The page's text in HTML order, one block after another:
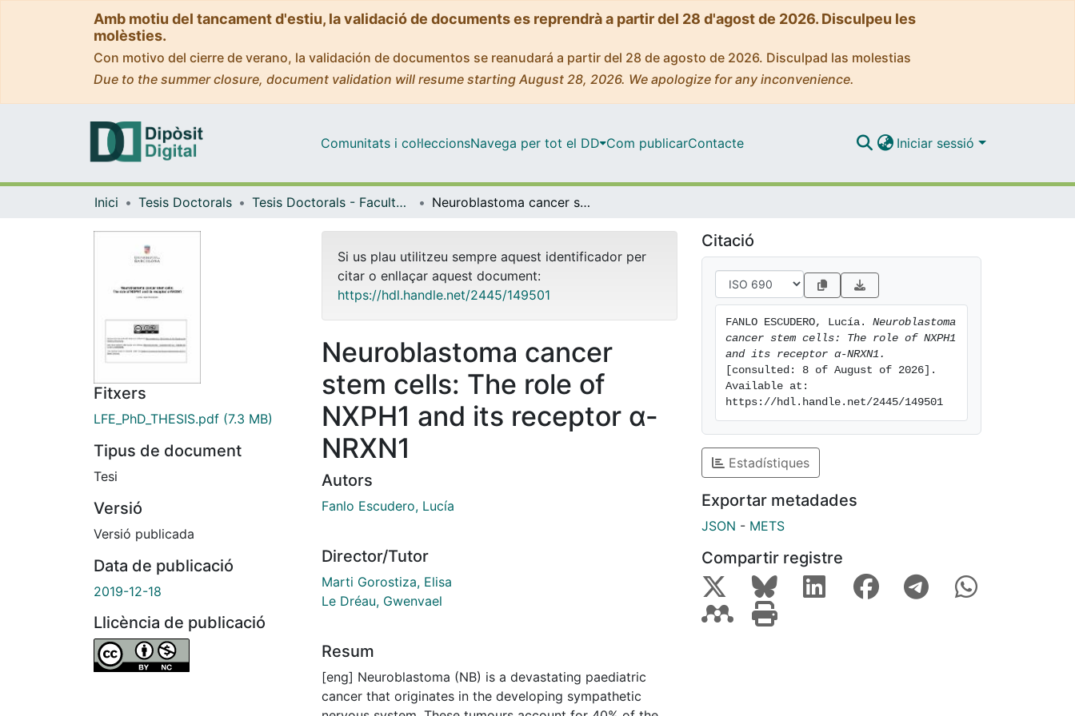
Amb motiu del tancament d'estiu, la validació de documents es reprendrà a partir del 28 d'agost de 2026. Disculpeu les
molèsties.
Con motivo del cierre de verano, la validación de documentos se reanudará a partir del 28 de agosto de 2026. Disculpad las molestias
Due to the summer closure, document validation will resume starting August 28, 2026. We apologize for any inconvenience.
Comunitats i col·leccionsNavega per tot el DD Com publicarContacte Iniciar sessió
Inici Tesis Doctorals Tesis Doctorals - Facultat - Farmàcia i Ciències de l'Alimentació Neuroblastoma cancer stem cells: The role of NXPH1 and its receptor α-NRXN1
Fitxers
LFE_PhD_THESIS.pdf (7.3 MB)
Tipus de document
Tesi
Versió
Versió publicada
Data de publicació
2019-12-18
Llicència de publicació
Si us plau utilitzeu sempre aquest identificador per
citar o enllaçar aquest document:
https://hdl.handle.net/2445/149501
Neuroblastoma cancer
stem cells: The role of
NXPH1 and its receptor α-
NRXN1
Autors
Fanlo Escudero, Lucía
Director/Tutor
Marti Gorostiza, Elisa
Le Dréau, Gwenvael
Resum
[eng] Neuroblastoma (NB) is a devastating paediatric
cancer that originates in the developing sympathetic
Citació
FANLO ESCUDERO, Lucía. Neuroblastoma
cancer stem cells: The role of NXPH1
and its receptor α-NRXN1.
[consulted: 8 of August of 2026].
Available at:
https://hdl.handle.net/2445/149501
Estadístiques
Exportar metadades
JSON - METS
Compartir registre